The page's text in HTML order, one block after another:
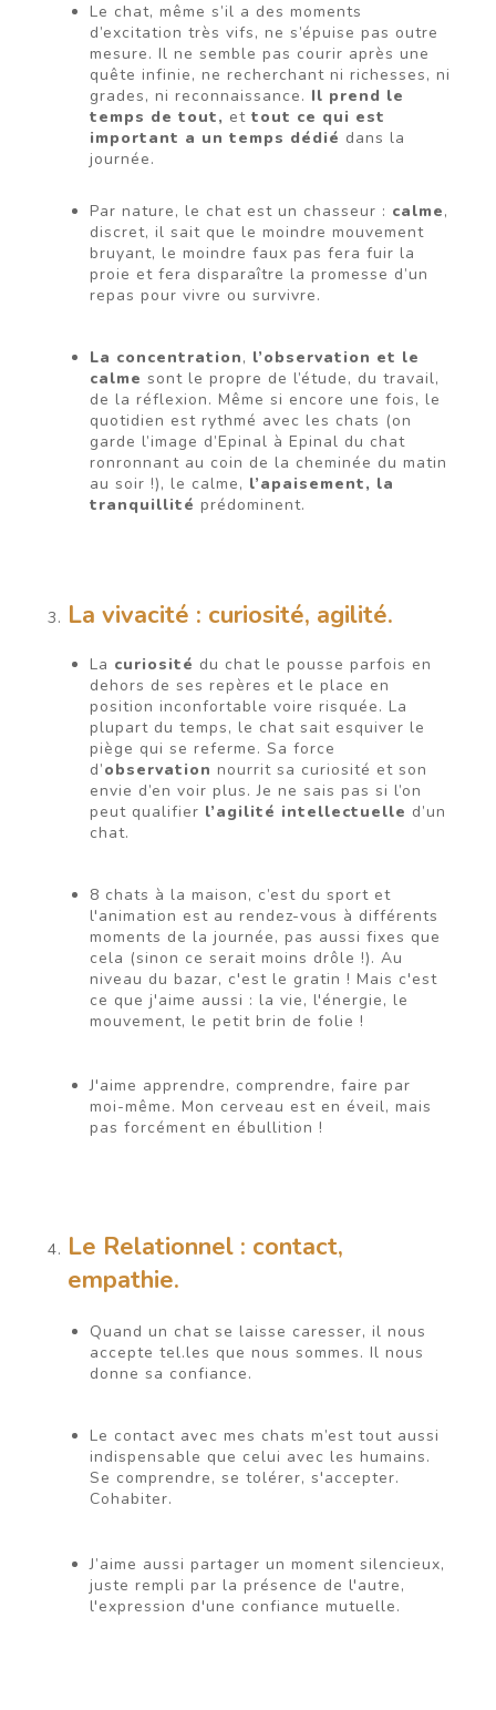
Le chat, même s’il a des moments
d’excitation très vifs, ne s’épuise pas outre
mesure. Il ne semble pas courir après une
quête infinie, ne recherchant ni richesses, ni
grades, ni reconnaissance. Il prend le
temps de tout, et tout ce qui est
important a un temps dédié dans la
journée.
Par nature, le chat est un chasseur : calme,
discret, il sait que le moindre mouvement
bruyant, le moindre faux pas fera fuir la
proie et fera disparaître la promesse d’un
repas pour vivre ou survivre.
La concentration, l’observation et le
calme sont le propre de l’étude, du travail,
de la réflexion. Même si encore une fois, le
quotidien est rythmé avec les chats (on
garde l’image d’Epinal à Epinal du chat
ronronnant au coin de la cheminée du matin
au soir !), le calme, l’apaisement, la
tranquillité prédominent.
La vivacité : curiosité, agilité.
La curiosité du chat le pousse parfois en
dehors de ses repères et le place en
position inconfortable voire risquée. La
plupart du temps, le chat sait esquiver le
piège qui se referme. Sa force
d’observation nourrit sa curiosité et son
envie d’en voir plus. Je ne sais pas si l’on
peut qualifier l’agilité intellectuelle d’un
chat.
8 chats à la maison, c’est du sport et
l'animation est au rendez-vous à différents
moments de la journée, pas aussi fixes que
cela (sinon ce serait moins drôle !). Au
niveau du bazar, c'est le gratin ! Mais c'est
ce que j'aime aussi : la vie, l'énergie, le
mouvement, le petit brin de folie !
J'aime apprendre, comprendre, faire par
moi-même. Mon cerveau est en éveil, mais
pas forcément en ébullition !
Le Relationnel : contact,
empathie.
Quand un chat se laisse caresser, il nous
accepte tel.les que nous sommes. Il nous
donne sa confiance.
Le contact avec mes chats m’est tout aussi
indispensable que celui avec les humains.
Se comprendre, se tolérer, s'accepter.
Cohabiter.
J’aime aussi partager un moment silencieux,
juste rempli par la présence de l'autre,
l'expression d'une confiance mutuelle.